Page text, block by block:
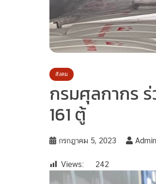
สังคม
กรมศุลกากร
161 ตู้
กรกฎาคม 5, 2023 Admin
Views: 242